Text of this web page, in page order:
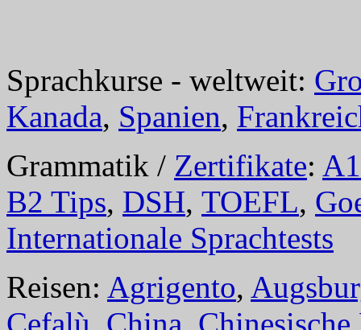
Sprachkurse - weltweit:
Kanada, Spanien,
Grammatik / Zertifikate: A1
B2 Tips, DSH, TOEFL,
Internationale Sprachtests
Reisen: Agrigento,
Cefalù, China, Chinesische